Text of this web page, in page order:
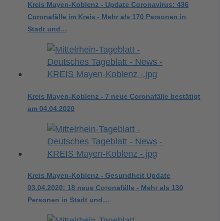
Kreis Mayen-Koblenz - Update Coronavirus: 436
Coronafälle im Kreis - Mehr als 170 Personen in
Stadt und…
Kreis Mayen-Koblenz - 7 neue Coronafälle bestätigt
am 04.04.2020
Kreis Mayen-Koblenz - Gesundheit Update
03.04.2020: 18 neue Coronafälle - Mehr als 130
Personen in Stadt und…